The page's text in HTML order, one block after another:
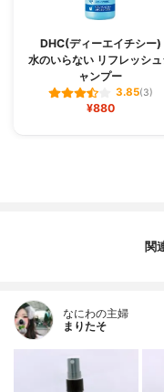
DHC(ディーエイチシー)
水のいらない リフレッシュ
ャンプー
3.85(3)
¥880
関
なにわの主婦
まりたそ